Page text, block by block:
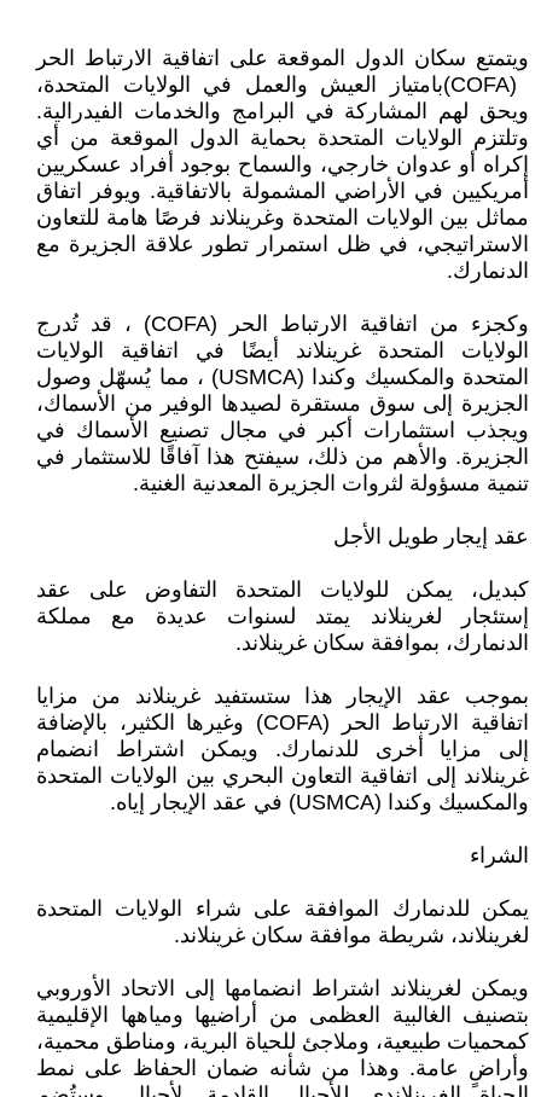
(COFA) ‎بامتياز العيش والعمل في الولايات ‏المتحدة،
ويحق لهم المشاركة في البرامج والخدمات الفيدرالية.
وتلتزم الولايات المتحدة بحماية الدول الموقعة ‏من أي
إكراه أو عدوان خارجي، والسماح بوجود أفراد عسكريين
أمريكيين في الأراضي المشمولة بالاتفاقية. ‏ويوفر اتفاق
مماثل بين الولايات المتحدة وغرينلاند فرصًا هامة للتعاون
الاستراتيجي، في ظل استمرار تطور ‏علاقة الجزيرة مع
الدنمارك‎.‎
وكجزء من اتفاقية الارتباط الحر ‏‎ (COFA)‎، قد تُدرج
الولايات المتحدة غرينلاند أيضًا في اتفاقية ‏الولايات
المتحدة والمكسيك وكندا ‏‎ (USMCA)‎، مما يُسهّل وصول
الجزيرة إلى سوق مستقرة لصيدها الوفير ‏من الأسماك،
ويجذب استثمارات أكبر في مجال تصنيع الأسماك في
الجزيرة. والأهم من ذلك، سيفتح هذا آفاقًا ‏للاستثمار في
تنمية مسؤولة لثروات الجزيرة المعدنية الغنية‎.‎
عقد إيجار طويل الأجل
كبديل، يمكن للولايات المتحدة التفاوض على عقد
إستئجار لغرينلاند يمتد لسنوات عديدة مع مملكة
‏الدنمارك، بموافقة سكان غرينلاند‎.‎
بموجب عقد الإيجار هذا ستستفيد غرينلاند من مزايا
اتفاقية الارتباط الحر‎ (COFA) ‎وغيرها الكثير، ‏بالإضافة
إلى مزايا أخرى للدنمارك. ويمكن اشتراط انضمام
غرينلاند إلى اتفاقية التعاون البحري بين الولايات ‏المتحدة
والمكسيك وكندا‏‎ (USMCA) ‎في عقد الإيجار إياه‏‎.‎
الشراء
يمكن للدنمارك الموافقة على شراء الولايات المتحدة
لغرينلاند، شريطة موافقة سكان غرينلاند‎.‎
ويمكن لغرينلاند اشتراط انضمامها إلى الاتحاد الأوروبي
بتصنيف الغالبية العظمى من أراضيها ‏ومياهها الإقليمية
كمحميات طبيعية، وملاجئ للحياة البرية، ومناطق محمية،
وأراضٍ عامة. وهذا من شأنه ‏ضمان الحفاظ على نمط